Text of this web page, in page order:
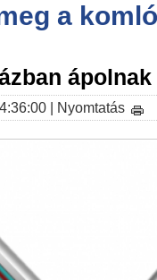
a
ápolnak
| Nyomtatás